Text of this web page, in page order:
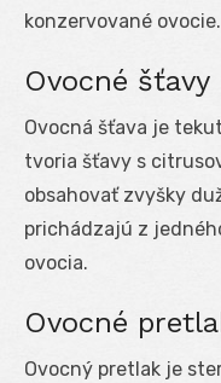
konzervované ovocie.
Ovocné šťavy
Ovocná šťava je
tvoria šťavy s
obsahovať zvyšky
prichádzajú z
ovocia.
Ovocné
Ovocný pretlak je